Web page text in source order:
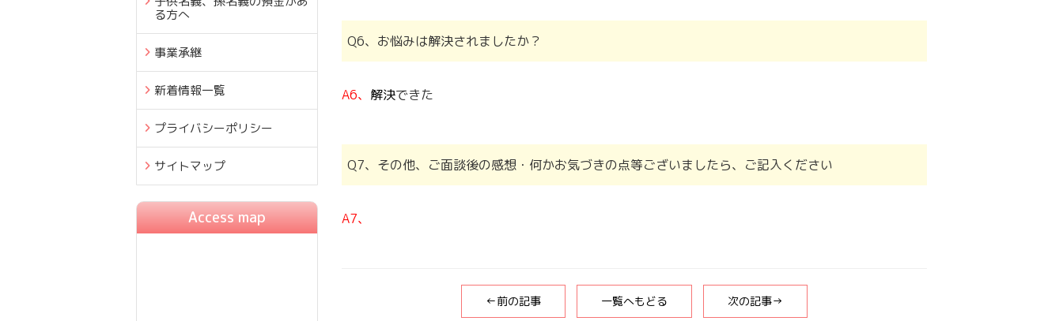
Q6、お悩みは解決されましたか？
A6、 解決できた
Q7、その他、ご面談後の感想・何かお気づきの点等ございましたら、ご記入ください
A7、
←前の記事 一覧へもどる 次の記事→
る方へ
事業承継
新着情報一覧
プライバシーポリシー
サイトマップ
Access map